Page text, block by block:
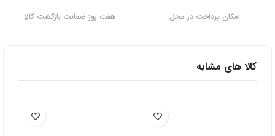
امکان پرداخت در محل
هفت روز ضمانت بازگشت کالا
کالا های مشابه